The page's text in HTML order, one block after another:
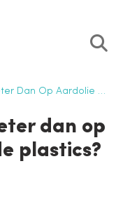
Gebaseerde Plastics?
dan op
plastics?